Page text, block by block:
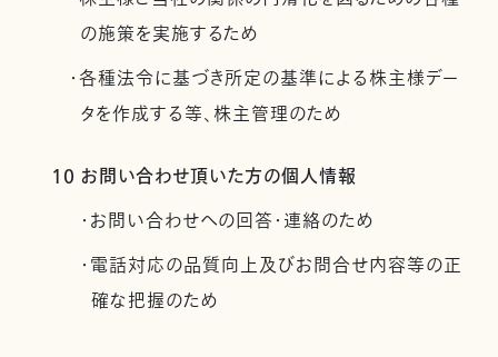
の施策を実施するため
・各種法令に基づき所定の基準による株主様デー
タを作成する等、株主管理のため
10 お問い合わせ頂いた方の個人情報
・お問い合わせへの回答・連絡のため
・電話対応の品質向上及びお問合せ内容等の正
確な把握のため